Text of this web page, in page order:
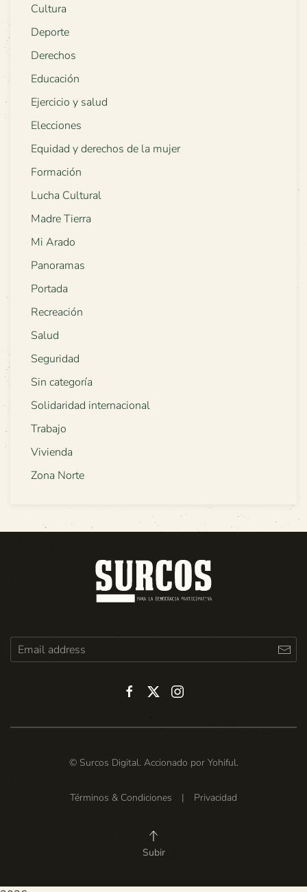
Cultura
Deporte
Derechos
Educación
Ejercicio y salud
Elecciones
Equidad y derechos de la mujer
Formación
Lucha Cultural
Madre Tierra
Mi Arado
Panoramas
Portada
Recreación
Salud
Seguridad
Sin categoría
Solidaridad internacional
Trabajo
Vivienda
Zona Norte
© Surcos Digital. Accionado por Yohiful.
Términos & Condiciones | Privacidad
Subir